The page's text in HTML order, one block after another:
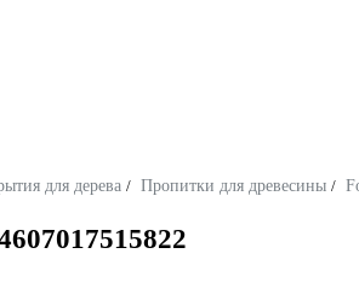
для дерева / Пропитки для древесины /